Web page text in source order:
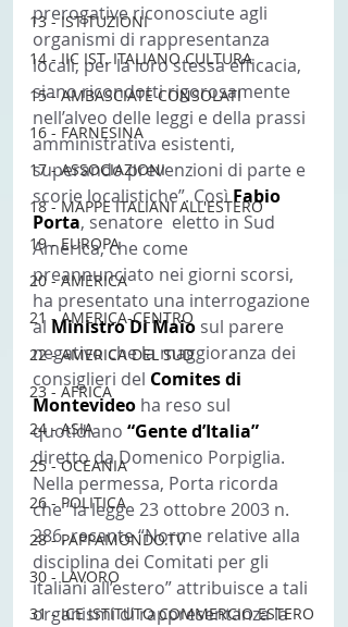
13 - ISTITUZIONI
14 - IIC IST. ITALIANO CULTURA
15 - AMBASCIATE CONSOLATI
16 - FARNESINA
17 - ASSOCIAZIONI
18 - MAPPE ITALIANI ALL'ESTERO
19 - EUROPA
20 - AMERICA
21 - AMERICA-CENTRO
22 - AMERICA DEL SUD
23 - AFRICA
24 - ASIA
25 - OCEANIA
26 - POLITICA
28 - PAPPAMONDO.TV
30 - LAVORO
31 - ICE ISTITUTO COMMERCIO ESTERO
prerogative riconosciute agli
organismi di rappresentanza
locali, per la loro stessa efficacia,
siano ricondotti rigorosamente
nell’alveo delle leggi e della prassi
amministrativa esistenti,
superando prevenzioni di parte e
scorie localistiche”. Così Fabio
Porta, senatore  eletto in Sud
America, che come
preannunciato nei giorni scorsi,
ha presentato una interrogazione
al Ministro Di Maio sul parere
negativo che la maggioranza dei
consiglieri del Comites di
Montevideo ha reso sul
quotidiano “Gente d’Italia”
diretto da Domenico Porpiglia.
Nella permessa, Porta ricorda
che “la legge 23 ottobre 2003 n.
286, recante “Norme relative alla
disciplina dei Comitati per gli
italiani all’estero” attribuisce a tali
organismi di rappresentanza la